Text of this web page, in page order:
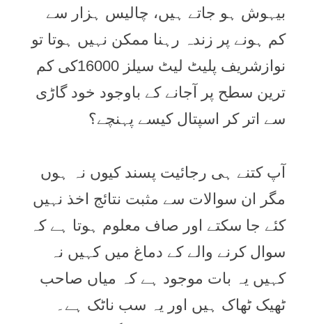
بیہوش ہو جاتے ہیں، چالیس ہزار سے
کم ہونے پر زندہ رہنا ممکن نہیں ہوتا تو
نوازشریف پلیٹ لیٹ سیلز 16000کی کم
ترین سطح پر آجانے کے باوجود خود گاڑی
سے اتر کر اسپتال کیسے پہنچے؟
آپ کتنے ہی رجائیت پسند کیوں نہ ہوں
مگر ان سوالات سے مثبت نتائج اخذ نہیں
کئے جا سکتے اور صاف معلوم ہوتا ہے کہ
سوال کرنے والے کے دماغ میں کہیں نہ
کہیں یہ بات موجود ہے کہ میاں صاحب
ٹھیک ٹھاک ہیں اور یہ سب ناٹک ہے۔